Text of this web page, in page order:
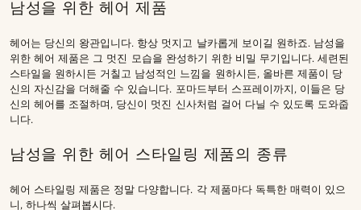
남성을 위한 헤어 제품
헤어는 당신의 왕관입니다. 항상 멋지고 날카롭게 보이길 원하죠. 남성을
위한 헤어 제품은 그 멋진 모습을 완성하기 위한 비밀 무기입니다. 세련된
스타일을 원하시든 거칠고 남성적인 느낌을 원하시든, 올바른 제품이 당
신의 자신감을 더해줄 수 있습니다. 포마드부터 스프레이까지, 이들은 당
신의 헤어를 조절하며, 당신이 멋진 신사처럼 걸어 다닐 수 있도록 도와줍
니다.
남성을 위한 헤어 스타일링 제품의 종류
헤어 스타일링 제품은 정말 다양합니다. 각 제품마다 독특한 매력이 있으
니, 하나씩 살펴봅시다.